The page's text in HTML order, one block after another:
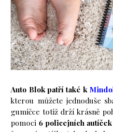
Auto Blok patří také k
kterou můžete jednoduše
gumičce totiž drží krásně
pomoci 6 policejních